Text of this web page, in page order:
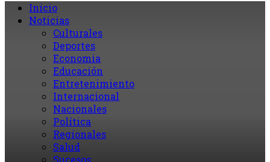
Inicio
Noticias
Culturales
Deportes
Economia
Educación
Entretenimiento
Internacional
Nacionales
Política
Regionales
Salud
Sucesos